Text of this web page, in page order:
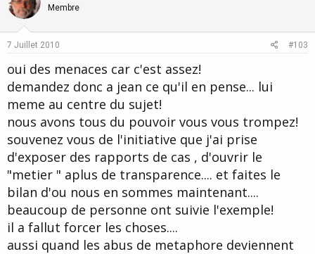
t
e
Membre
7 Juillet 2010 #103
oui des menaces car c'est assez!
demandez donc a jean ce qu'il en pense... lui
meme au centre du sujet!
nous avons tous du pouvoir vous vous trompez!
souvenez vous de l'initiative que j'ai prise
d'exposer des rapports de cas , d'ouvrir le
"metier " aplus de transparence.... et faites le
bilan d'ou nous en sommes maintenant....
beaucoup de personne ont suivie l'exemple!
il a fallut forcer les choses....
aussi quand les abus de metaphore deviennent